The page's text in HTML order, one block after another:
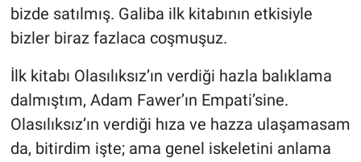
bizde satılmış. Galiba ilk kitabının etkisiyle
bizler biraz fazlaca coşmuşuz.
İlk kitabı Olasılıksız’ın verdiği hazla balıklama
dalmıştım, Adam Fawer’ın Empati’sine.
Olasılıksız’ın verdiği hıza ve hazza ulaşamasam
da, bitirdim işte; ama genel iskeletini anlama